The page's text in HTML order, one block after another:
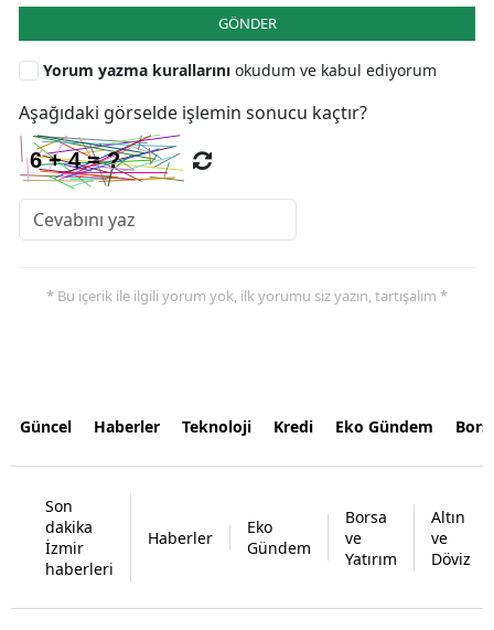
GÖNDER
Yorum yazma kurallarını okudum ve kabul ediyorum
Aşağıdaki görselde işlemin sonucu kaçtır?
* Bu içerik ile ilgili yorum yok, ilk yorumu siz yazın, tartışalım *
Güncel Haberler Teknoloji Kredi Eko Gündem
Son
dakika
İzmir
haberleri
Haberler
Eko
Gündem
Borsa
ve
Yatırım
Altın
ve
Döviz